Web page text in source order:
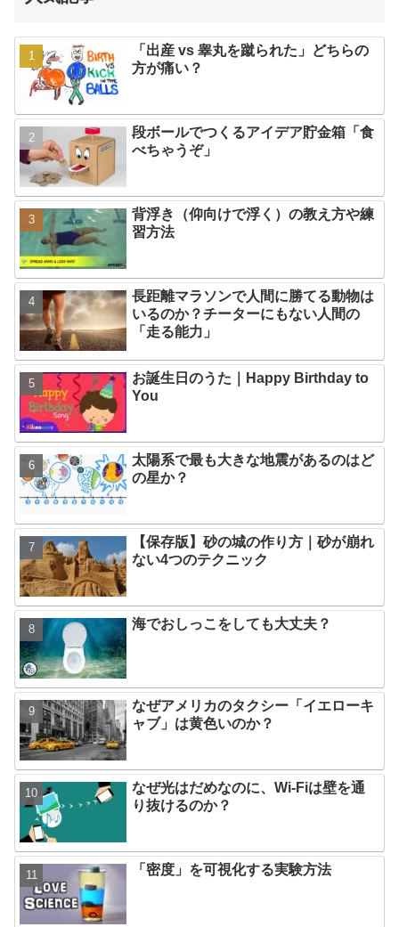
「出産 vs 睾丸を蹴られた」どちらの
方が痛い？
段ボールでつくるアイデア貯金箱「食
べちゃうぞ」
背浮き（仰向けで浮く）の教え方や練
習方法
長距離マラソンで人間に勝てる動物は
いるのか？チーターにもない人間の
「走る能力」
お誕生日のうた｜Happy Birthday to
You
太陽系で最も大きな地震があるのはど
の星か？
【保存版】砂の城の作り方｜砂が崩れ
ない4つのテクニック
海でおしっこをしても大丈夫？
なぜアメリカのタクシー「イエローキ
ャブ」は黄色いのか？
なぜ光はだめなのに、Wi-Fiは壁を通
り抜けるのか？
「密度」を可視化する実験方法